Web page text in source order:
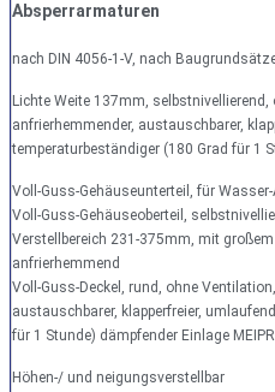
Absperrarmaturen
nach DIN 4056-1-V, nach
Lichte Weite 137mm,
anfrierhemmender, austauschbarer,
temperaturbeständiger (180 Grad für 1
Voll-Guss-Gehäuseunterteil, für
Voll-Guss-Gehäuseoberteil,
Verstellbereich 231-375mm, mit
anfrierhemmend
Voll-Guss-Deckel, rund, ohne
austauschbarer, klapperfreier,
für 1 Stunde) dämpfender Einlage
Höhen-/ und neigungsverstellbar